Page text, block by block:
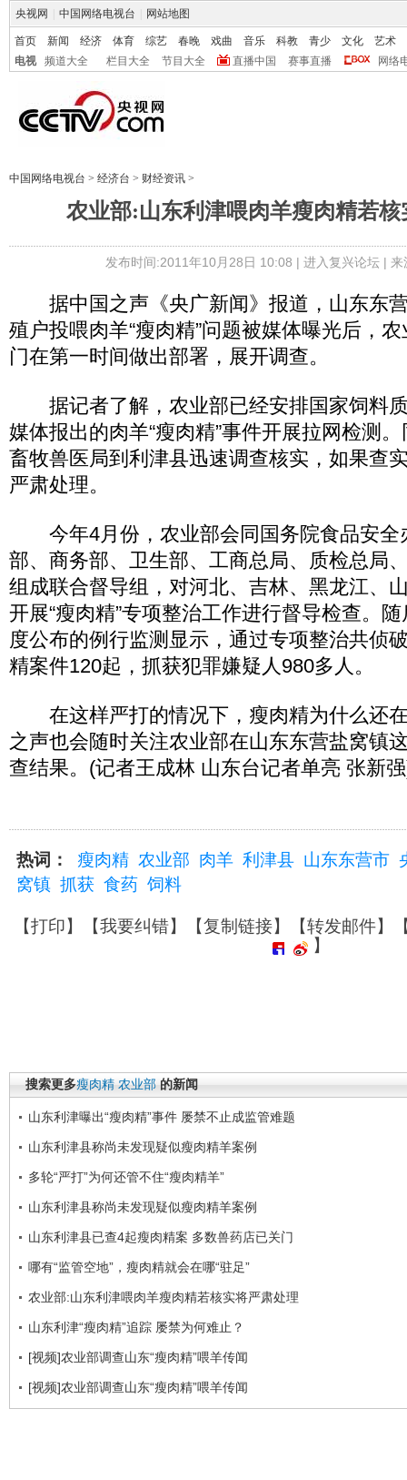
央视网 中国网络电视台 网站地图
首页 新闻 经济 体育 综艺 春晚 戏曲 音乐 科教 青少 文化
艺术
电视
频道大全 栏目大全 节目大全 直播中国 赛事直播 网络
中国网络电视台 > 经济台 > 财经资讯 >
农业部:山东利津喂肉羊瘦肉精若
发布时间:2011年10月28日 10:08 | 进入复兴论坛| 来
据中国之声《央广新闻》报道，山东东
殖户投喂肉羊“瘦肉精”问题被媒体曝光后，
门在第一时间做出部署，展开调查。
据记者了解，农业部已经安排国家饲料
媒体报出的肉羊“瘦肉精”事件开展拉网检测
畜牧兽医局到利津县迅速调查核实，如果查
严肃处理。
今年4月份，农业部会同国务院食品安全
部、商务部、卫生部、工商总局、质检总局
组成联合督导组，对河北、吉林、黑龙江、
开展“瘦肉精”专项整治工作进行督导检查。
度公布的例行监测显示，通过专项整治共侦
精案件120起，抓获犯罪嫌疑人980多人。
在这样严打的情况下，瘦肉精为什么还
之声也会随时关注农业部在山东东营盐窝镇
查结果。(记者王成林 山东台记者单亮 张新
热词： 瘦肉精 农业部 肉羊 利津县 山东东营市
窝镇 抓获 食药 饲料
【打印】【我要纠错】【复制链接】【转发邮件】
】
搜索更多瘦肉精 农业部 的新闻
山东利津曝出“瘦肉精”事件 屡禁不止成监管难题
山东利津县称尚未发现疑似瘦肉精羊案例
多轮“严打”为何还管不住“瘦肉精羊”
山东利津县称尚未发现疑似瘦肉精羊案例
山东利津县已查4起瘦肉精案 多数兽药店已关门
哪有“监管空地”，瘦肉精就会在哪“驻足”
农业部:山东利津喂肉羊瘦肉精若核实将严肃处理
山东利津“瘦肉精”追踪 屡禁为何难止？
[视频]农业部调查山东“瘦肉精”喂羊传闻
[视频]农业部调查山东“瘦肉精”喂羊传闻